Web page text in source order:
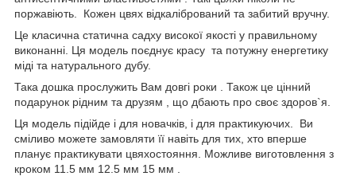
поржавіють. Кожен цвях відкалібрований та забитий вручну.
Це класична статична садху високої якості у правильному
виконанні. Ця модель поєднує красу та потужну енергетику
міді та натурального дубу.
Така дошка прослужить Вам довгі роки . Також це цінний
подарунок рідним та друзям , що дбають про своє здоров`я.
Ця модель підійде і для новачків, і для практикуючих. Ви
сміливо можете замовляти її навіть для тих, хто вперше
планує практикувати цвяхостояння. Можливе виготовлення з
кроком 11.5 мм 12.5 мм 15 мм .